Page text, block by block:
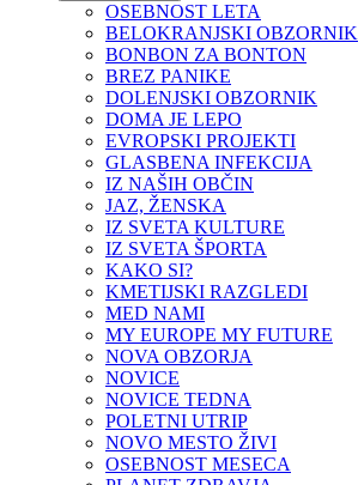
OSEBNOST LETA
BELOKRANJSKI OBZORNIK
BONBON ZA BONTON
BREZ PANIKE
DOLENJSKI OBZORNIK
DOMA JE LEPO
EVROPSKI PROJEKTI
GLASBENA INFEKCIJA
IZ NAŠIH OBČIN
JAZ, ŽENSKA
IZ SVETA KULTURE
IZ SVETA ŠPORTA
KAKO SI?
KMETIJSKI RAZGLEDI
MED NAMI
MY EUROPE MY FUTURE
NOVA OBZORJA
NOVICE
NOVICE TEDNA
POLETNI UTRIP
NOVO MESTO ŽIVI
OSEBNOST MESECA